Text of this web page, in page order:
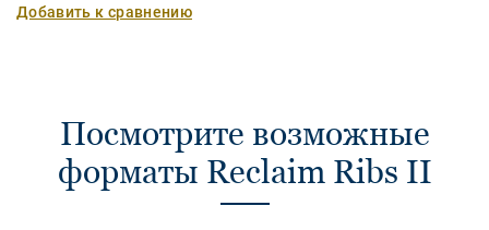
Добавить к сравнению
Посмотрите возможные
форматы Reclaim Ribs II